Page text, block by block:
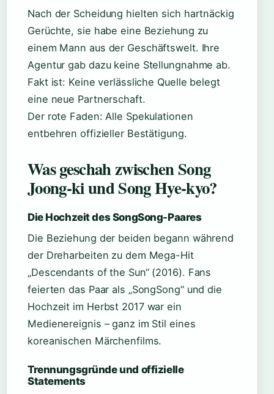
Nach der Scheidung hielten sich hartnäckig
Gerüchte, sie habe eine Beziehung zu
einem Mann aus der Geschäftswelt. Ihre
Agentur gab dazu keine Stellungnahme ab.
Fakt ist: Keine verlässliche Quelle belegt
eine neue Partnerschaft.
Der rote Faden: Alle Spekulationen
entbehren offizieller Bestätigung.
Was geschah zwischen Song
Joong-ki und Song Hye-kyo?
Die Hochzeit des SongSong-Paares
Die Beziehung der beiden begann während
der Dreharbeiten zu dem Mega-Hit
„Descendants of the Sun“ (2016). Fans
feierten das Paar als „SongSong“ und die
Hochzeit im Herbst 2017 war ein
Medienereignis – ganz im Stil eines
koreanischen Märchenfilms.
Trennungsgründe und offizielle
Statements